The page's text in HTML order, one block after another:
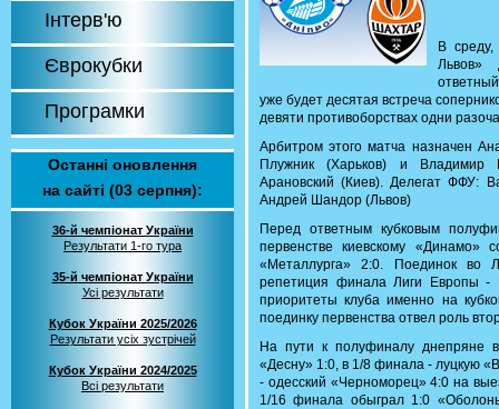
Інтерв'ю
Єврокубки
Програмки
Останні оновлення
на сайті (03 серпня):
36-й чемпіонат України
Результати 1-го тура
35-й чемпіонат України
Усі результати
Кубок України 2025/2026
Результати усіх зустрічей
Кубок України 2024/2025
Всі результати
В
Львов»
уже будет десятая встреча
девяти противоборствах одни
Арбитром этого матча назначен
Плужник (Харьков) и Владимир
Арановский (Киев). Делегат ФФУ:
Андрей Шандор (Львов)
Перед ответным кубковым
первенстве киевскому
«Металлурга» 2:0. Поединок во
репетиция финала Лиги Европы
приоритеты клуба именно на
поединку первенства отвел роль
На пути к полуфиналу днепряне
«Десну» 1:0, в 1/8 финала - луцкую
- одесский «Черноморец» 4:0 на
1/16 финала обыграл 1:0